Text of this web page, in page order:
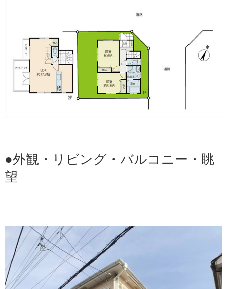
●外観・リビング・バルコニー・眺
望